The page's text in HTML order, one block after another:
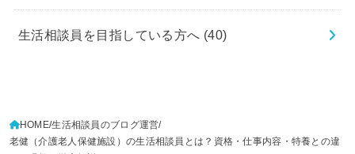
生活相談員を目指している方へ (40)
HOME 生活相談員のブログ運営
老健（介護老人保健施設）の生活相談員とは？資格・仕事内容・特養との違